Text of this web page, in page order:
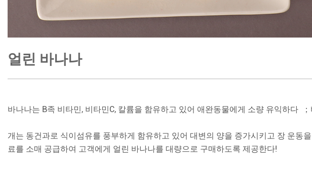
얼린 바나나
바나나는 B족 비타민, 비타민C, 칼륨을 함유하고 있어 애완동물에게 소량 유익하다
개는 동건과로 식이섬유를 풍부하게 함유하고 있어 대변의 양을 증가시키고 장 운
료를 소매 공급하여 고객에게 얼린 바나나를 대량으로 구매하도록 제공한다!